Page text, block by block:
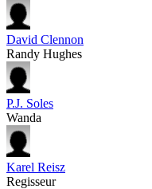
David Clennon
Randy Hughes
P.J. Soles
Wanda
Karel Reisz
Regisseur